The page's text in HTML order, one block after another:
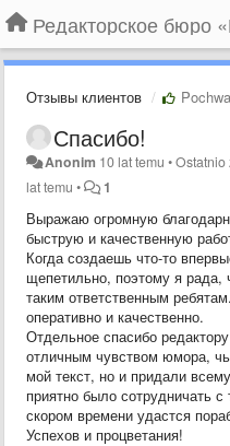
Отзывы клиентов
Спасибо!
Anonim 10 lat temu •Ostatnio
lat temu • 1
Выражаю огромную
быструю и качественную
Когда создаешь что-то
щепетильно, поэтому я рада,
таким ответственным
оперативно и качественно.
Отдельное спасибо
отличным чувством юмора,
мой текст, но и придали
приятно было сотрудничать
скором времени удастся
Успехов и процветания!